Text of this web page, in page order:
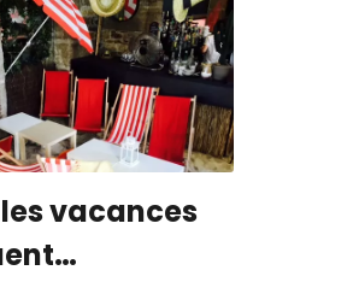
vacances